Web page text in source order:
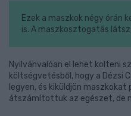
Ezek a maszkok négy órán
is. A maszkosztogatás
Nyilvánvalóan el lehet költeni
költségvetésből, hogy a Dézsi
legyen, és kiküldjön
átszámítottuk az egészet, de